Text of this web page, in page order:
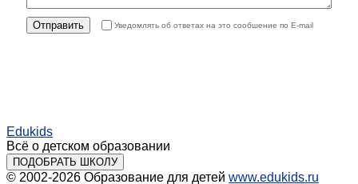
Уведомлять об ответах на это сообшение по E-mail
Edukids
Всё о детском образовании
ПОДОБРАТЬ ШКОЛУ
© 2002-2026 Образование для детей www.edukids.ru